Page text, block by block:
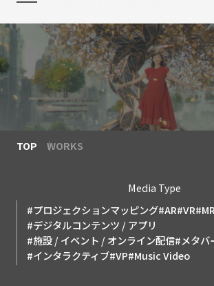
TOP WORKS
Media Type
#プロジェクションマッピング#AR#VR#MR
#デジタルコンテンツ / アプリ
#施設 / イベント / オンライン配信#メタバ
#インタラクティブ#VP#Music Video